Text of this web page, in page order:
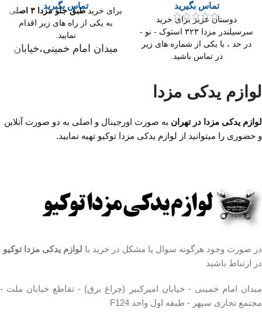
تماس بگیرید
دوستان عزیز برای خرید
سرسیلندر مزدا ۳۲۳ استوک - نو -
در حد ، با یکی از شماره های زیر
در تماس باشید.
در دو نوع اصلی و تایوان
مزدا 3 نیو، مزدا 323
برای استعلام قیمت کف بازار و
قطعه
سالم و بدون خط و خش می
باشد.
ارسال به تمامی شهرستان ها با
کمترین هزینه در اسرع وقت
امیرکبیر (چراغ برق)
،تقاطع خیابان ملت
تماس بگیرید
برای خریدطبق جلو مزدا ۳ اصلی
به یکی از راه های زیر اقدام
نمایید.
میدان امام خمینی،خیابان
ساعت کار فروشگاهروزهای
مشخصات طبق جلو مزدا ۳
کشور سازنده:تایوان
لوازم یدکی مزدا
لوازم یدکی مزدا در تهران به صورت اورجینال و اصلی به دو صورت آنلاین
و حضوری را میتوانید از لوازم یدکی مزدا توکیو تهیه نمایید.
در صورت وجود هرگونه سوال یا مشکل در خرید با لوازم یدکی مزدا توکیو
در ارتباط باشید
میدان امام خمینی - خیابان امیرکبیر (چراغ برق) - تقاطع خیابان ملت -
مجتمع تجاری سپهر - طبقه اول واحد F124